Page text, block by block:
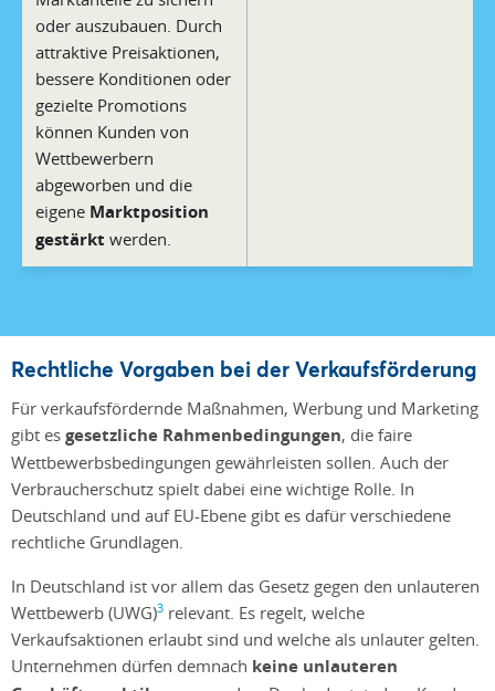
oder auszubauen. Durch
attraktive Preisaktionen,
bessere Konditionen oder
gezielte Promotions
können Kunden von
Wettbewerbern
abgeworben und die
eigene Marktposition
gestärkt werden.
Rechtliche Vorgaben bei der Verkaufsförderung
Für verkaufsfördernde Maßnahmen, Werbung und Marketing
gibt es gesetzliche Rahmenbedingungen, die faire
Wettbewerbsbedingungen gewährleisten sollen. Auch der
Verbraucherschutz spielt dabei eine wichtige Rolle. In
Deutschland und auf EU-Ebene gibt es dafür verschiedene
rechtliche Grundlagen.
In Deutschland ist vor allem das Gesetz gegen den unlauteren
Wettbewerb (UWG)3 relevant. Es regelt, welche
Verkaufsaktionen erlaubt sind und welche als unlauter gelten.
Unternehmen dürfen demnach keine unlauteren